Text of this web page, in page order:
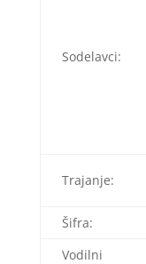
Sodelavci:
Trajanje:
Šifra:
Vodilni